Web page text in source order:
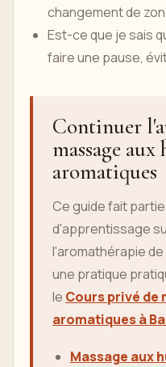
changement de
Est-ce que je sais
faire une pause,
Continuer
massage aux
aromatiques
Ce guide fait
d'apprentissage
l'aromathérapie de
une pratique
le Cours privé de
aromatiques à
Massage aux